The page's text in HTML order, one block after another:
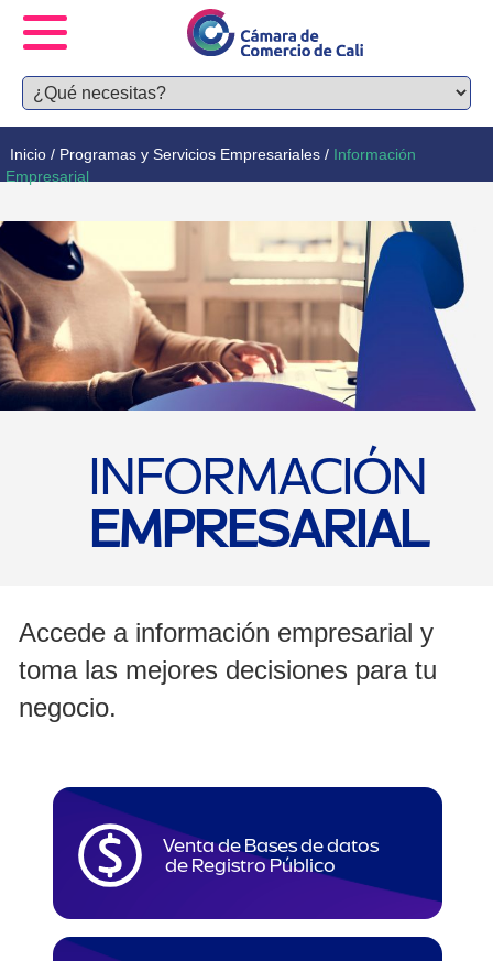
Inicio / Programas y Servicios Empresariales / Información
Empresarial
INFORMACIÓN
EMPRESARIAL
Accede a información empresarial y
toma las mejores decisiones para tu
negocio.
Venta de Bases de datos
de Registro Público